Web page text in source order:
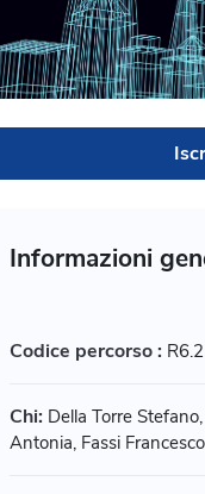
Informazioni
Codice percorso : R6.2
Chi: Della Torre
Antonia, Fassi Francesco